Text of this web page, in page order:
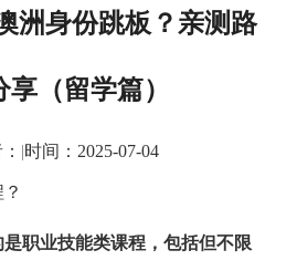
洲身份跳板？亲测路
享（留学篇）
|时间：2025-07-04
职业技能类课程，包括但不限